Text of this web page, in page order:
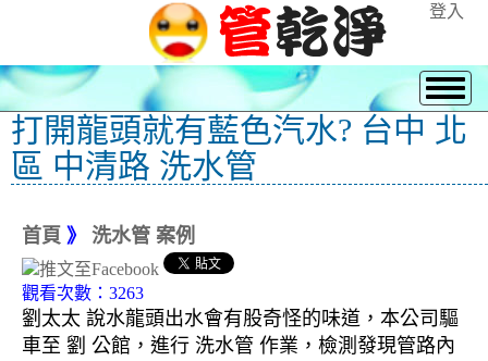
登入
打開龍頭就有藍色汽水? 台中 北
區 中清路 洗水管
首頁 》 洗水管 案例
觀看次數：3263
劉太太 說水龍頭出水會有股奇怪的味道，本公司驅
車至 劉 公館，進行 洗水管 作業，檢測發現管路內